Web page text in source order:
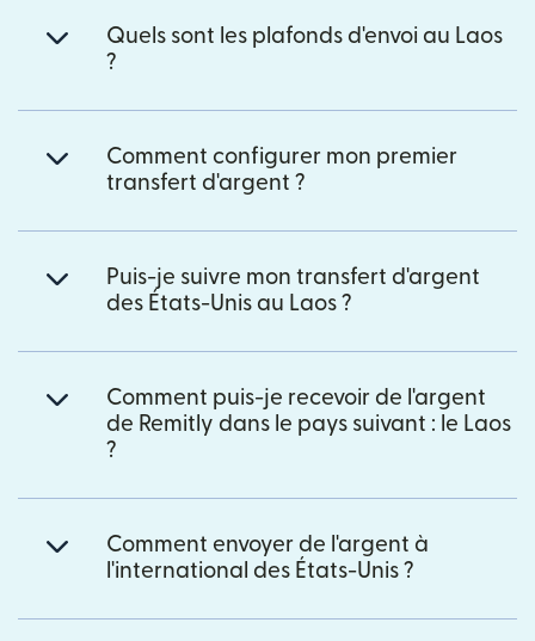
Quels sont les plafonds d'envoi au Laos
?
Comment configurer mon premier
transfert d'argent ?
Puis-je suivre mon transfert d'argent
des États-Unis au Laos ?
Comment puis-je recevoir de l'argent
de Remitly dans le pays suivant : le Laos
?
Comment envoyer de l'argent à
l'international des États-Unis ?